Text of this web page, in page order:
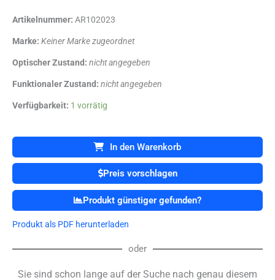
Artikelnummer: AR102023
Marke: Keiner Marke zugeordnet
Optischer Zustand: nicht angegeben
Funktionaler Zustand: nicht angegeben
Verfügbarkeit: 1 vorrätig
OLYMPUS
Videoduodenoskope
Duodenoskop
Menge
In den Warenkorb
Preis vorschlagen
Produkt günstiger gefunden?
Produkt als PDF herunterladen
oder
Sie sind schon lange auf der Suche nach genau diesem